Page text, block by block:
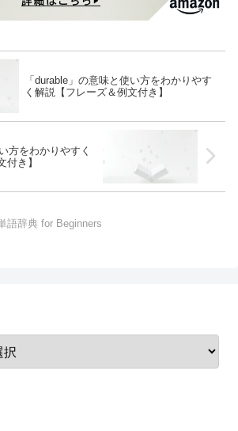
「durable」の意味と使い方をわかりやす
く解説【フレーズ＆例文付き】
方をわかりやすく
付き】
語辞典 for Beginners